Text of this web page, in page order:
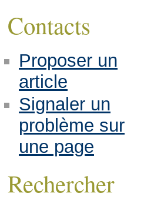
Contacts
Proposer un
article
Signaler un
problème sur
une page
Rechercher